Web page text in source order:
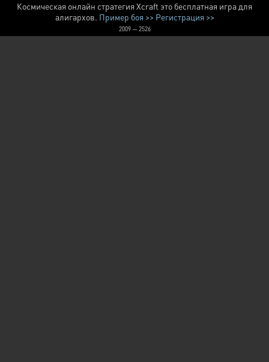
Космическая онлайн стратегия Xcraft это бесплатная игра для
алигархов. Пример боя >> Регистрация >>
2009 — 2526